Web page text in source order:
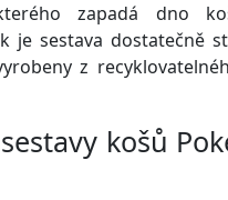
zapadá dno
je sestava dostatečně
z
košů